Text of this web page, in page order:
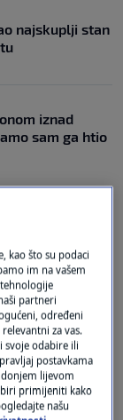
najskuplji stan
iznad
sam ga htio
kao što su podaci
im na vašem
partneri
određeni
za vas.
svoje odabire ili
postavkama
lijevom
primijeniti kako
našu